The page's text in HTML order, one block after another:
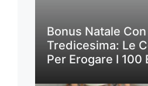
Bonus Natale Con
Tredicesima: Le
Per Erogare I 100